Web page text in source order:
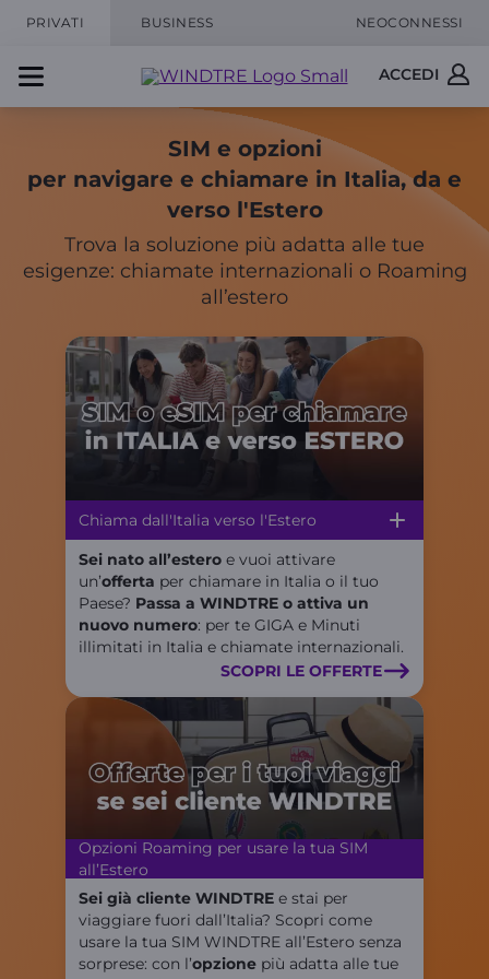
PRIVATI BUSINESS NEOCONNESSI
ACCEDI
SIM e opzioni
per navigare e chiamare in Italia, da e
verso l'Estero
Trova la soluzione più adatta alle tue
esigenze: chiamate internazionali o Roaming
all’estero
Chiama dall'Italia verso l'Estero
Sei nato all’estero e vuoi attivare
un’offerta per chiamare in Italia o il tuo
Paese? Passa a WINDTRE o attiva un
nuovo numero: per te GIGA e Minuti
illimitati in Italia e chiamate internazionali.
SCOPRI LE OFFERTE
Opzioni Roaming per usare la tua SIM
all’Estero
Sei già cliente WINDTRE e stai per
viaggiare fuori dall’Italia? Scopri come
usare la tua SIM WINDTRE all’Estero senza
sorprese: con l’opzione più adatta alle tue